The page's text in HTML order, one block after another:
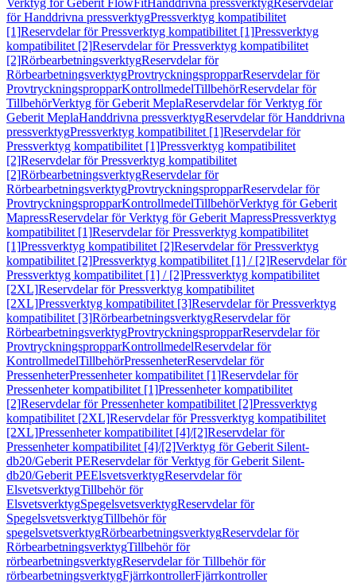
Verktyg för Geberit FlowFitHanddrivna pressverktygReservdelar
för Handdrivna pressverktygPressverktyg kompatibilitet
[1]Reservdelar för Pressverktyg kompatibilitet [1]Pressverktyg
kompatibilitet [2]Reservdelar för Pressverktyg kompatibilitet
[2]RörbearbetningsverktygReservdelar för
RörbearbetningsverktygProvtryckningspropparReservdelar för
ProvtryckningspropparKontrollmedelTillbehörReservdelar för
TillbehörVerktyg för Geberit MeplaReservdelar för Verktyg för
Geberit MeplaHanddrivna pressverktygReservdelar för Handdrivna
pressverktygPressverktyg kompatibilitet [1]Reservdelar för
Pressverktyg kompatibilitet [1]Pressverktyg kompatibilitet
[2]Reservdelar för Pressverktyg kompatibilitet
[2]RörbearbetningsverktygReservdelar för
RörbearbetningsverktygProvtryckningspropparReservdelar för
ProvtryckningspropparKontrollmedelTillbehörVerktyg för Geberit
MapressReservdelar för Verktyg för Geberit MapressPressverktyg
kompatibilitet [1]Reservdelar för Pressverktyg kompatibilitet
[1]Pressverktyg kompatibilitet [2]Reservdelar för Pressverktyg
kompatibilitet [2]Pressverktyg kompatibilitet [1] / [2]Reservdelar för
Pressverktyg kompatibilitet [1] / [2]Pressverktyg kompatibilitet
[2XL]Reservdelar för Pressverktyg kompatibilitet
[2XL]Pressverktyg kompatibilitet [3]Reservdelar för Pressverktyg
kompatibilitet [3]RörbearbetningsverktygReservdelar för
RörbearbetningsverktygProvtryckningspropparReservdelar för
ProvtryckningspropparKontrollmedelReservdelar för
KontrollmedelTillbehörPressenheterReservdelar för
PressenheterPressenheter kompatibilitet [1]Reservdelar för
Pressenheter kompatibilitet [1]Pressenheter kompatibilitet
[2]Reservdelar för Pressenheter kompatibilitet [2]Pressverktyg
kompatibilitet [2XL]Reservdelar för Pressverktyg kompatibilitet
[2XL]Pressenheter kompatibilitet [4]/[2]Reservdelar för
Pressenheter kompatibilitet [4]/[2]Verktyg för Geberit Silent-
db20/Geberit PEReservdelar för Verktyg för Geberit Silent-
db20/Geberit PEElsvetsverktygReservdelar för
ElsvetsverktygTillbehör för
ElsvetsverktygSpegelsvetsverktygReservdelar för
SpegelsvetsverktygTillbehör för
spegelsvetsverktygRörbearbetningsverktygReservdelar för
RörbearbetningsverktygTillbehör för
rörbearbetningsverktygReservdelar för Tillbehör för
rörbearbetningsverktygFjärrkontrollerFjärrkontroller